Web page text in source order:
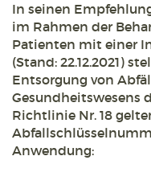
In seinen
im Rahmen der
Patienten mit einer
(Stand: 22.12.2021)
Entsorgung von
Gesundheitswesens
Richtlinie Nr. 18
Anwendung: